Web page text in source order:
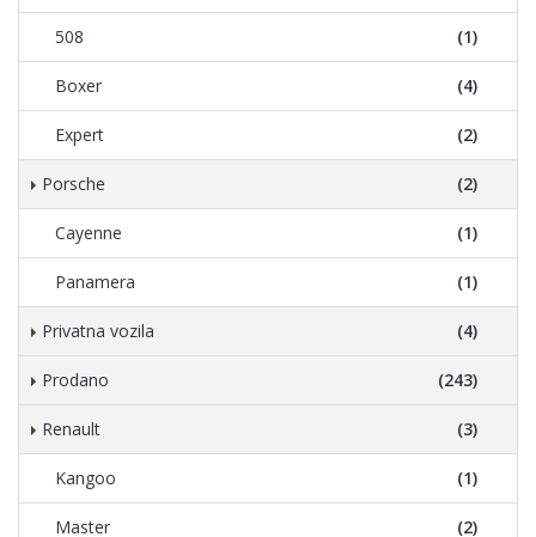
508 (1)
Boxer (4)
Expert (2)
Porsche (2)
Cayenne (1)
Panamera (1)
Privatna vozila (4)
Prodano (243)
Renault (3)
Kangoo (1)
Master (2)